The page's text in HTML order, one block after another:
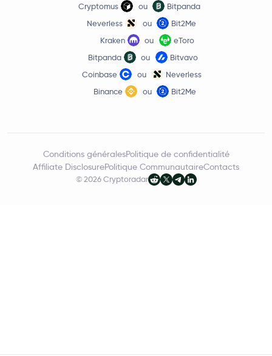
Cryptomus
ou
Bitpanda
Neverless
ou
Bit2Me
Kraken
ou
eToro
Bitpanda
ou
Bitvavo
Coinbase
ou
Neverless
Binance
ou Bit2Me
© 2026 Cryptoradar
Conditions généralesPolitique de confidentialité
Affiliate DisclosurePolitique CommunautaireContacts